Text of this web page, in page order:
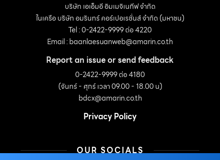
บริษัท เอเอ็มอี อิมเมจิเนทีฟ จำกัด
ในเครือ บริษัท อมรินทร์ คอร์เปอเรชั่นส์ จำกัด (มหาชน)
Tel : 0-2422-9999 ต่อ 4220
Email :baanlaesuanweb@amarin.co.th
Report an issue or send feedback
0-2422-9999 ต่อ 4180
(จันทร์ - ศุกร์ เวลา 09.00 - 18.00 น)
bdcx@amarin.co.th
Privacy Policy
OUR SOCIALS